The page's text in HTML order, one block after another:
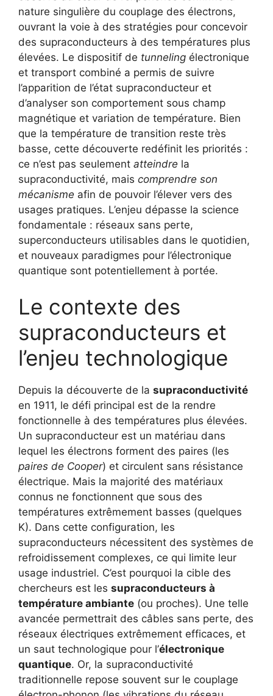
nature singulière du couplage des électrons,
ouvrant la voie à des stratégies pour concevoir
des supraconducteurs à des températures plus
élevées. Le dispositif de tunneling électronique
et transport combiné a permis de suivre
l’apparition de l’état supraconducteur et
d’analyser son comportement sous champ
magnétique et variation de température. Bien
que la température de transition reste très
basse, cette découverte redéfinit les priorités :
ce n’est pas seulement atteindre la
supraconductivité, mais comprendre son
mécanisme afin de pouvoir l’élever vers des
usages pratiques. L’enjeu dépasse la science
fondamentale : réseaux sans perte,
superconducteurs utilisables dans le quotidien,
et nouveaux paradigmes pour l’électronique
quantique sont potentiellement à portée.
Le contexte des
supraconducteurs et
l’enjeu technologique
Depuis la découverte de la supraconductivité
en 1911, le défi principal est de la rendre
fonctionnelle à des températures plus élevées.
Un supraconducteur est un matériau dans
lequel les électrons forment des paires (les
paires de Cooper) et circulent sans résistance
électrique. Mais la majorité des matériaux
connus ne fonctionnent que sous des
températures extrêmement basses (quelques
K). Dans cette configuration, les
supraconducteurs nécessitent des systèmes de
refroidissement complexes, ce qui limite leur
usage industriel. C’est pourquoi la cible des
chercheurs est les supraconducteurs à
température ambiante (ou proches). Une telle
avancée permettrait des câbles sans perte, des
réseaux électriques extrêmement efficaces, et
un saut technologique pour l’électronique
quantique. Or, la supraconductivité
traditionnelle repose souvent sur le couplage